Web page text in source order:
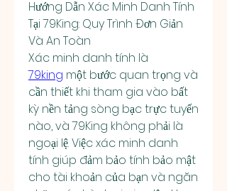
Hướng Dẫn Xác Minh Danh Tính
Tại 79King: Quy Trình Đơn Giản
Và An Toàn
79king một bước quan trọng và
cần thiết khi tham gia vào bất
kỳ nền tảng sòng bạc trực tuyến
nào, và 79King không phải là
ngoại lệ. Việc xác minh danh
tính giúp đảm bảo tính bảo mật
cho tài khoản của bạn và ngăn